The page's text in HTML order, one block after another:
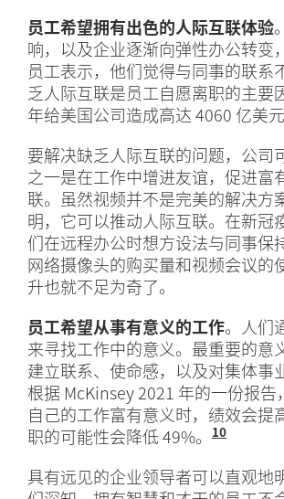
员工希望拥有出色的人际互联体验
响，以及企业逐渐向弹性办公转变
员工表示，他们觉得与同事的联系
乏人际互联是员工自愿离职的主要
年给美国公司造成高达 4060 亿美元
要解决缺乏人际互联的问题，公司
之一是在工作中增进友谊，促进富
联。虽然视频并不是完美的解决方
明，它可以推动人际互联。在新冠
们在远程办公时想方设法与同事保
网络摄像头的购买量和视频会议的
升也就不足为奇了。
员工希望从事有意义的工作。人们
来寻找工作中的意义。最重要的意
建立联系、使命感，以及对集体事
根据 McKinsey 2021 年的一份报告
自己的工作富有意义时，绩效会提
职的可能性会降低 49%。
10
具有远见的企业领导者可以直观地